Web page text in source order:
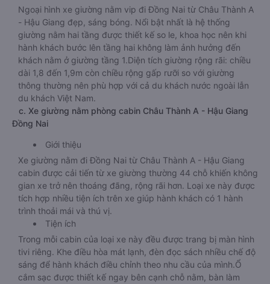
Ngoại hình xe giường nằm vip đi Đồng Nai từ Châu Thành A
- Hậu Giang đẹp, sáng bóng. Nổi bật nhất là hệ thống
giường nằm hai tầng được thiết kế so le, khoa học nên khi
hành khách bước lên tầng hai không làm ảnh hưởng đến
khách nằm ở giường tầng 1.Diện tích giường rộng rãi: chiều
dài 1,8 đến 1,9m còn chiều rộng gấp rưỡi so với giường
thông thường nên phù hợp với cả du khách nước ngoài lẫn
du khách Việt Nam.
c. Xe giường nằm phòng cabin Châu Thành A - Hậu Giang
Đồng Nai
Giới thiệu
Xe giường nằm đi Đồng Nai từ Châu Thành A - Hậu Giang
cabin được cải tiến từ xe giường thường 44 chỗ khiến không
gian xe trở nên thoáng đãng, rộng rãi hơn. Loại xe này được
tích hợp nhiều tiện ích trên xe giúp hành khách có 1 hành
trình thoải mái và thú vị.
Tiện ích
Trong mỗi cabin của loại xe này đều được trang bị màn hình
tivi riêng. Khe điều hòa mát lạnh, đèn đọc sách nhiều chế độ
sáng để hành khách điều chỉnh theo nhu cầu của mình.Ổ
cắm sạc được thiết kế ngay bên cạnh chỗ nằm, bàn làm